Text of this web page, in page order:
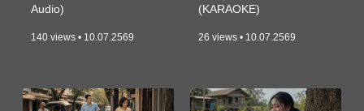
Audio)
140 views • 10.07.2569
(KARAOKE)
26 views • 10.07.2569